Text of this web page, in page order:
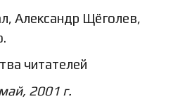
Александр Щёголев,
читателей
2001 г.